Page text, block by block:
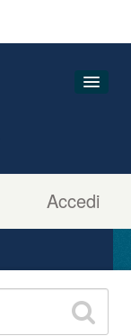
Accedi